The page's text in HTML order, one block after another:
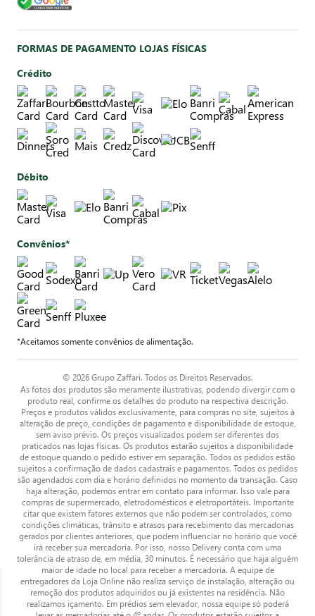
FORMAS DE PAGAMENTO LOJAS FÍSICAS
Crédito
Débito
Convênios*
*Aceitamos somente convênios de alimentação.
© 2026 Grupo Zaffari. Todos os Direitos Reservados.
As fotos dos produtos são meramente ilustrativas, podendo divergir com o
produto real, confirme os detalhes do produto na respectiva descrição.
Preços e produtos válidos exclusivamente, para compras no site, sujeitos à
alteração de preço, condições de pagamento e disponibilidade de estoque,
sem aviso prévio. Os preços visualizados podem ser diferentes dos
praticados nas lojas físicas. Os produtos estarão sujeitos a disponibilidade
de estoque quando o pedido estiver em separação. Todos os pedidos estão
sujeitos a confirmação de dados cadastrais e pagamentos. Todos os pedidos
são agendados com dia e horário definidos no momento da transação. Caso
haja alteração, podemos entrar em contato para informar. Isso vale para
compras de supermercado, eletrodomésticos e eletroportáteis. Importante
citar que existem fatores externos que não podem ser controlados, como
condições climáticas, trânsito e atrasos para recebimento das mercadorias
gerados por clientes anteriores, que podem influenciar no horário que você
irá receber sua mercadoria. Por isso, nosso Delivery conta com uma
tolerância de atraso de, em média, 30 minutos. É necessário que haja alguém
maior de idade no local para receber a mercadoria. A equipe de
entregadores da Loja Online não realiza serviço de instalação, alteração ou
remoção dos produtos adquiridos ou já existentes na residência. Não
realizamos içamento. Em prédios sem elevador, nossa equipe só poderá